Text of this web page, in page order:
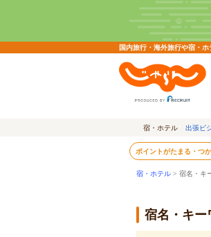
国内旅行・海外旅行や宿・
宿・ホテル 出張ビ
ポイントがたまる・つ
宿・ホテル > 宿名・キ
宿名・キー